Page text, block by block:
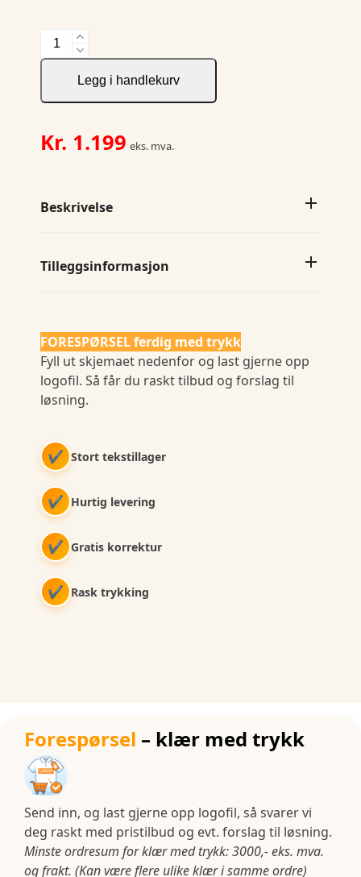
6303
Fleece
3
Legg i handlekurv
Kr. 1.199 eks. mva.
Beskrivelse
Tilleggsinformasjon
FORESPØRSEL ferdig med trykk
Fyll ut skjemaet nedenfor og last gjerne opp
logofil. Så får du raskt tilbud og forslag til
løsning.
✔ Stort tekstillager
✔ Hurtig levering
✔ Gratis korrektur
✔ Rask trykking
Forespørsel – klær med trykk
Send inn, og last gjerne opp logofil, så svarer vi
deg raskt med pristilbud og evt. forslag til løsning.
Minste ordresum for klær med trykk: 3000,- eks. mva.
og frakt. (Kan være flere ulike klær i samme ordre)